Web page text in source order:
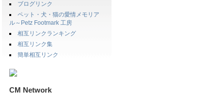
ブログリンク
ペット・犬・猫の愛情メモリア
ル～Petz Footmark 工房
相互リンクランキング
相互リンク集
簡単相互リンク
CM Network